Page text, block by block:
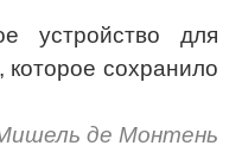
устройство для
сохранило
де Монтень